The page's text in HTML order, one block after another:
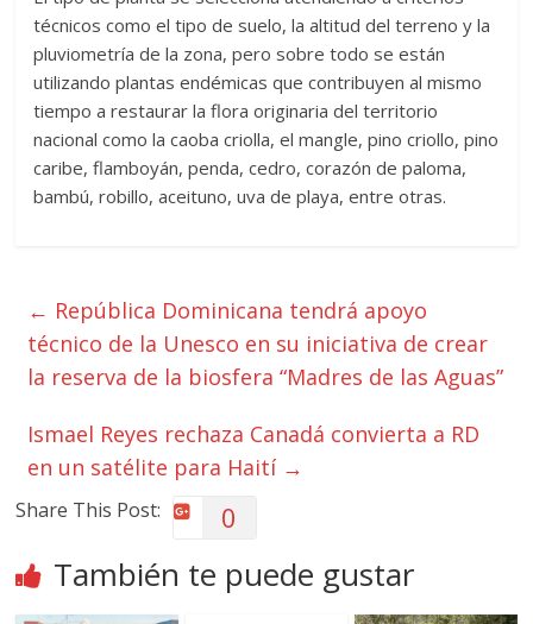
técnicos como el tipo de suelo, la altitud del terreno y la
pluviometría de la zona, pero sobre todo se están
utilizando plantas endémicas que contribuyen al mismo
tiempo a restaurar la flora originaria del territorio
nacional como la caoba criolla, el mangle, pino criollo, pino
caribe, flamboyán, penda, cedro, corazón de paloma,
bambú, robillo, aceituno, uva de playa, entre otras.
← República Dominicana tendrá apoyo
técnico de la Unesco en su iniciativa de crear
la reserva de la biosfera “Madres de las Aguas”
Ismael Reyes rechaza Canadá convierta a RD
en un satélite para Haití →
Share This Post: 0
También te puede gustar